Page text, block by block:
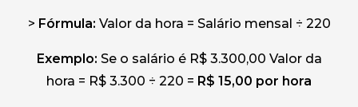
> Fórmula: Valor da hora = Salário mensal ÷ 220
Exemplo: Se o salário é R$ 3.300,00 Valor da
hora = R$ 3.300 ÷ 220 = R$ 15,00 por hora